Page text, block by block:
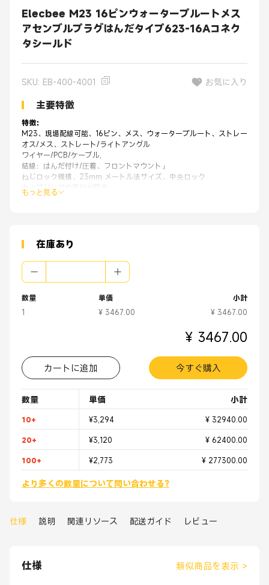
Elecbee M23 16ピンウォータープルートメス
アセンブルプラグはんだタイプ623-16Aコネク
タシールド
SKU: EB-400-4001 お気に入り
主要特徴
特徴：
M23、現場配線可能、16ピン、メス、ウォータープルート、ストレート、
オス/メス、ストレート/ライトアングル
ワイヤー/PCB/ケーブル,
結線：はんだ付け/圧着、フロントマウント」
ねじロック機構、23mm メートル法サイズ、中央ロック
カップリングの着脱が簡単
高品質で30日間100%返金。
● 自動化
●発電
●造船
●医学
もっと見る
在庫あり
数量
1
単価
¥ 3467.00
小計
¥ 3467.00
¥ 3467.00
カートに追加 今すぐ購入
数量 単価 小計
10+ ¥3,294 ¥ 32940.00
20+ ¥3,120 ¥ 62400.00
100+ ¥2,773 ¥ 277300.00
より多くの数量について問い合わせる?
仕様 説明 関連リソース 配送ガイド レビュー
仕様 類似商品を表示 >